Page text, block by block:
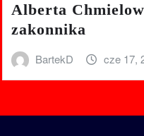
Alberta
zakonnika
BartekD cze 17,